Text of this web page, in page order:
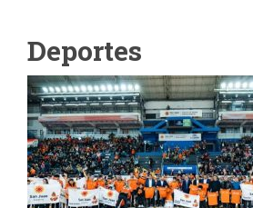
Deportes